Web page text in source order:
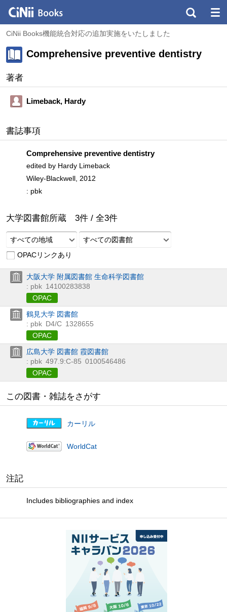
CiNii Books機能統合対応の追加実施をいたしました
Comprehensive preventive dentistry
著者
Limeback, Hardy
書誌事項
Comprehensive preventive dentistry
edited by Hardy Limeback
Wiley-Blackwell, 2012
: pbk
大学図書館所蔵 3件 / 全3件
すべての地域
すべての図書館
OPACリンクあり
大阪大学 附属図書館 生命科学図書館
: pbk 14100283838
OPAC
鶴見大学 図書館
: pbk D4/C 1328655
OPAC
広島大学 図書館 霞図書館
: pbk 497.9:C-85 0100546486
OPAC
この図書・雑誌をさがす
カーリル
WorldCat
注記
Includes bibliographies and index